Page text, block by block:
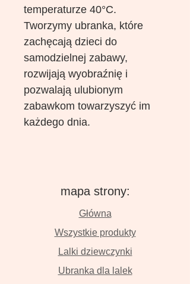
temperaturze 40°C.
Tworzymy ubranka, które
zachęcają dzieci do
samodzielnej zabawy,
rozwijają wyobraźnię i
pozwalają ulubionym
zabawkom towarzyszyć im
każdego dnia.
mapa strony:
Główna
Wszystkie produkty
Lalki dziewczynki
Ubranka dla lalek